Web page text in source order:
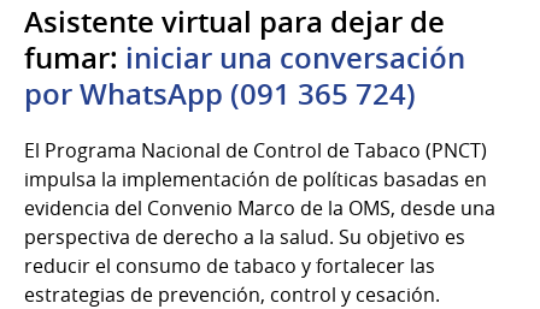
Asistente virtual para dejar de
fumar: iniciar una conversación
por WhatsApp (091 365 724)
El Programa Nacional de Control de Tabaco (PNCT)
impulsa la implementación de políticas basadas en
evidencia del Convenio Marco de la OMS, desde una
perspectiva de derecho a la salud. Su objetivo es
reducir el consumo de tabaco y fortalecer las
estrategias de prevención, control y cesación.